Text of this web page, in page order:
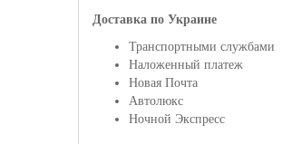
Доставка по Украине
Транспортными службами
Наложенный платеж
Новая Почта
Автолюкс
Ночной Экспресс